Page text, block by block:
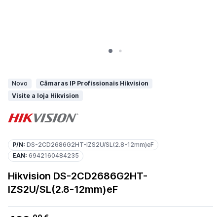
Novo
Câmaras IP Profissionais Hikvision
Visite a loja Hikvision
P/N: DS-2CD2686G2HT-IZS2U/SL(2.8-12mm)eF
EAN: 6942160484235
Hikvision DS-2CD2686G2HT-
IZS2U/SL(2.8-12mm)eF